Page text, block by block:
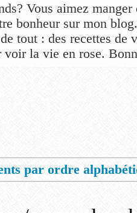
Vous aimez
bonheur sur mon
tout : des recettes de
voir la vie en rose.
par ordre